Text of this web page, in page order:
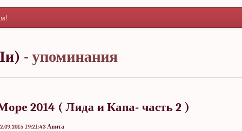
- упоминания
2014 ( Лида и Капа- часть 2 )
19:21:43 Анита